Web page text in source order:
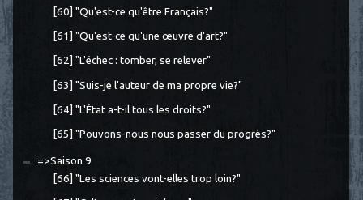
[60] "Qu'est-ce qu'être Français?"
[61] "Qu'est-ce qu'une œuvre d'art?"
[62] "L'échec : tomber, se relever"
[63] "Suis-je l'auteur de ma propre vie?"
[64] "L'État a-t-il tous les droits?"
[65] "Pouvons-nous nous passer du progrès?"
=>Saison 9
[66] "Les sciences vont-elles trop loin?"